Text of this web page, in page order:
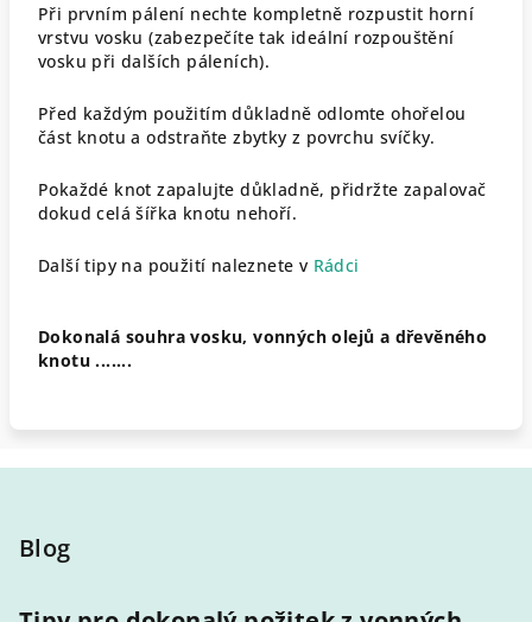
Při prvním pálení nechte kompletně rozpustit horní
vrstvu vosku (zabezpečíte tak ideální rozpouštění
vosku při dalších páleních).
Před každým použitím důkladně odlomte ohořelou
část knotu a odstraňte zbytky z povrchu svíčky.
Pokaždé knot zapalujte důkladně, přidržte zapalovač
dokud celá šířka knotu nehoří.
Další tipy na použití naleznete v Rádci
Dokonalá souhra vosku, vonných olejů a dřevěného
knotu .......
Blog